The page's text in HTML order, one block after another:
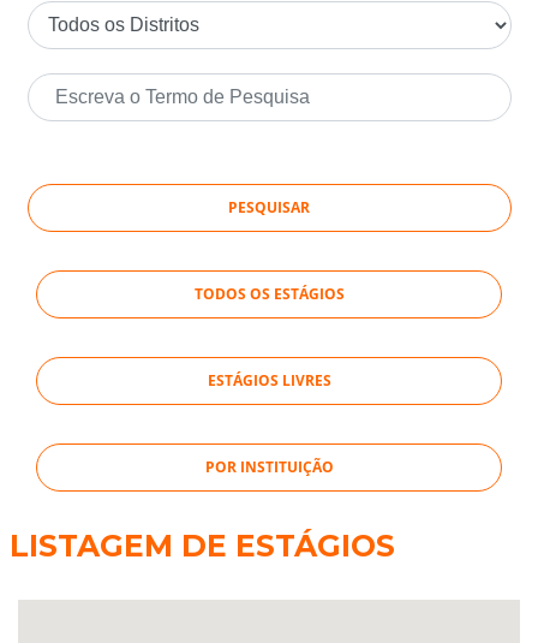
TODOS OS ESTÁGIOS
ESTÁGIOS LIVRES
POR INSTITUIÇÃO
LISTAGEM DE ESTÁGIOS